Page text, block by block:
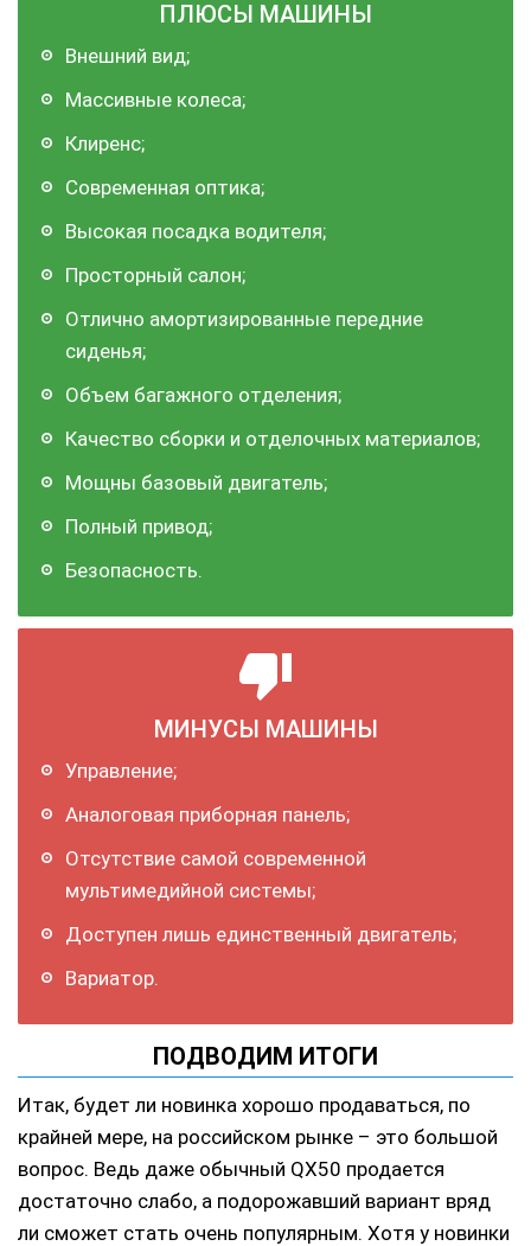
ПЛЮСЫ МАШИНЫ
Внешний вид;
Массивные колеса;
Клиренс;
Современная оптика;
Высокая посадка водителя;
Просторный салон;
Отлично амортизированные передние
сиденья;
Объем багажного отделения;
Качество сборки и отделочных материалов;
Мощны базовый двигатель;
Полный привод;
Безопасность.
МИНУСЫ МАШИНЫ
Управление;
Аналоговая приборная панель;
Отсутствие самой современной
мультимедийной системы;
Доступен лишь единственный двигатель;
Вариатор.
ПОДВОДИМ ИТОГИ
Итак, будет ли новинка хорошо продаваться, по
крайней мере, на российском рынке – это большой
вопрос. Ведь даже обычный QX50 продается
достаточно слабо, а подорожавший вариант вряд
ли сможет стать очень популярным. Хотя у новинки